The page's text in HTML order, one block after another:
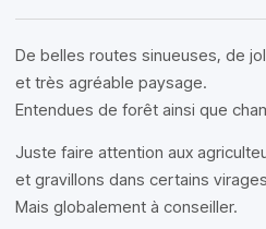
De belles routes sinueuses, de
et très agréable paysage.
Entendues de forêt ainsi que
Juste faire attention aux
et gravillons dans certains
Mais globalement à conseiller.